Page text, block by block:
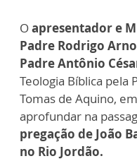
Oapresentador e
Padre Rodrigo
Padre Antônio
Teologia Bíblica pela
Tomas de Aquino,
aprofundar na
pregação de João
no Rio Jordão.